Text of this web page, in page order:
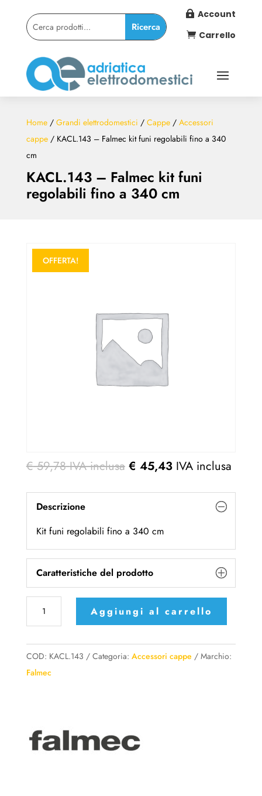
 Account
 Carrello
KACL.143 – Falmec kit funi
regolabili fino a 340 cm
Home/ Grandi elettrodomestici / Cappe/ Accessori
cappe/ KACL.143 – Falmec kit funi regolabili fino a 340
cm
OFFERTA!
€59,78 IVA inclusa € 45,43 IVA inclusa
Descrizione
Kit funi regolabili fino a 340 cm
Caratteristiche del prodotto
kit
funi
340
cm
Aggiungi al carrello
COD: KACL.143 Categoria: Accessori cappe
Marchio:
Falmec